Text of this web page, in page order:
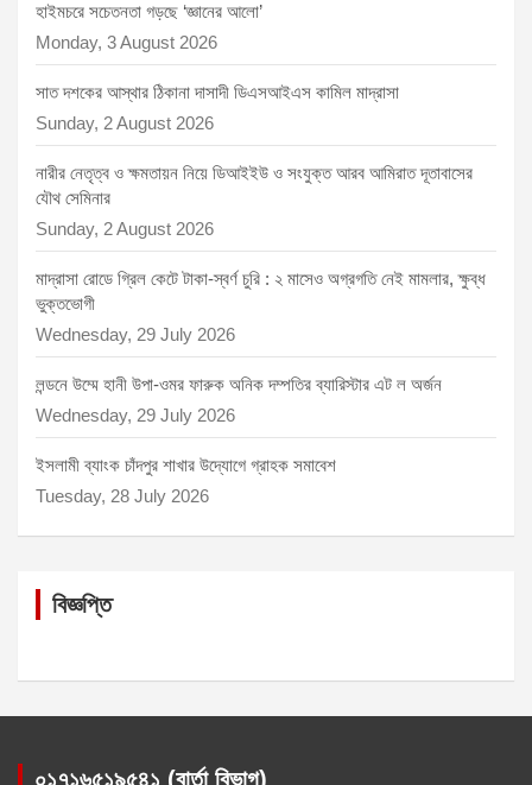
হাইমচরে সচেতনতা গড়ছে ‘জ্ঞানের আলো’
Monday, 3 August 2026
সাত দশকের আস্থার ঠিকানা দাসাদী ডিএসআইএস কামিল মাদ্রাসা
Sunday, 2 August 2026
নারীর নেতৃত্ব ও ক্ষমতায়ন নিয়ে ডিআইইউ ও সংযুক্ত আরব আমিরাত দূতাবাসের
যৌথ সেমিনার
Sunday, 2 August 2026
মাদ্রাসা রোডে গ্রিল কেটে টাকা-স্বর্ণ চুরি : ২ মাসেও অগ্রগতি নেই মামলার, ক্ষুব্ধ
ভুক্তভোগী
Wednesday, 29 July 2026
লন্ডনে উম্মে হানী উপা-ওমর ফারুক অনিক দম্পতির ব্যারিস্টার এট ল অর্জন
Wednesday, 29 July 2026
ইসলামী ব্যাংক চাঁদপুর শাখার উদ্যোগে গ্রাহক সমাবেশ
Tuesday, 28 July 2026
বিজ্ঞপ্তি
০১৭১৬৫১৯৫৪১ (বার্তা বিভাগ)